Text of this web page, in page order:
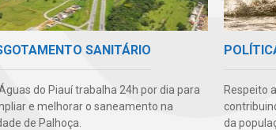
SANITÁRIO
do Piauí trabalha 24h por dia para
e melhorar o saneamento na
de Palhoça.
Respeito
da